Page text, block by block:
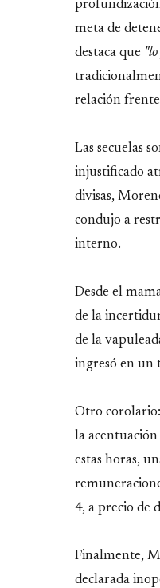
meta de
destaca que
relación
Las secuelas
injustificado
divisas,
condujo a
interno.
Desde el
de la
de la
ingresó en un
Otro
la acentuación
estas horas,
4, a precio de
Finalmente,
declarada